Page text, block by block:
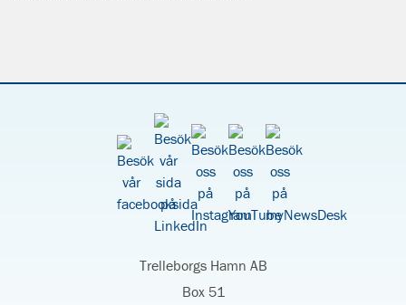
Trelleborgs Hamn AB
Box 51